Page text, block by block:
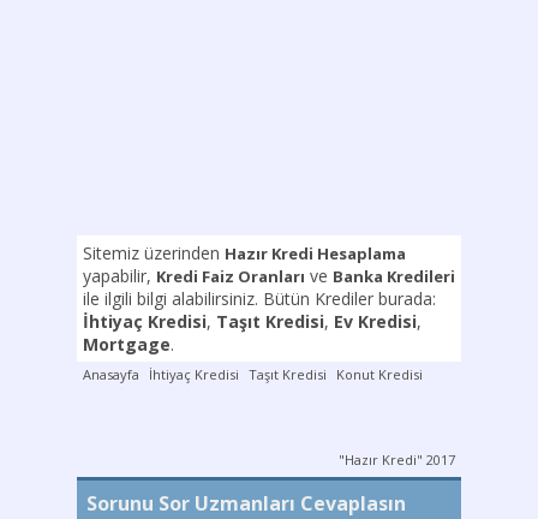
Sitemiz üzerinden Hazır Kredi Hesaplama
yapabilir, Kredi Faiz Oranları ve Banka Kredileri
ile ilgili bilgi alabilirsiniz. Bütün Krediler burada:
İhtiyaç Kredisi, Taşıt Kredisi, Ev Kredisi,
Mortgage.
Anasayfa İhtiyaç Kredisi Taşıt Kredisi Konut Kredisi
"Hazır Kredi" 2017
Sorunu Sor Uzmanları Cevaplasın